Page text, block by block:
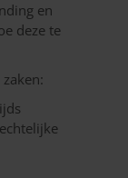
en
deze te